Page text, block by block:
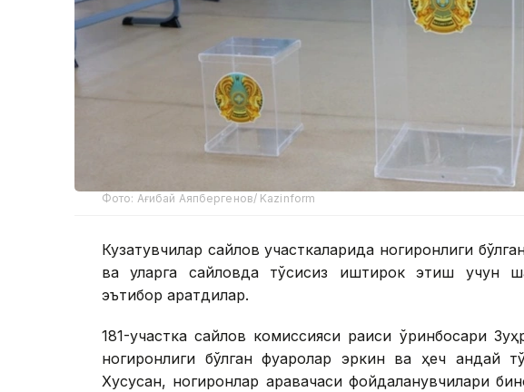
Фото: Ағибай Аяпбергенов/ Kazinform
Кузатувчилар сайлов участкаларида ногиронлиги бўлган
ва уларга сайловда тўсиқсиз иштирок этиш учун
эътибор қаратдилар.
181-участка сайлов комиссияси раиси ўринбосари
ногиронлиги бўлган фуқаролар эркин ва ҳеч қандай
Хусусан, ногиронлар аравачаси фойдаланувчилари